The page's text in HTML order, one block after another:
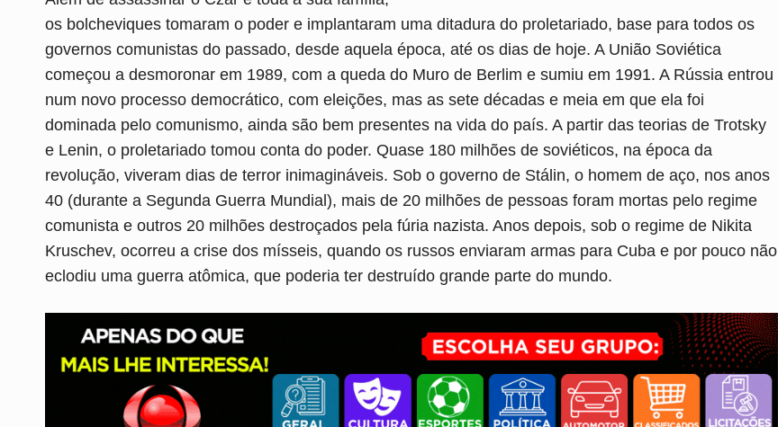
os bolcheviques tomaram o poder e implantaram uma ditadura do proletariado, base para todos os
governos comunistas do passado, desde aquela época, até os dias de hoje. A União Soviética
começou a desmoronar em 1989, com a queda do Muro de Berlim e sumiu em 1991. A Rússia entrou
num novo processo democrático, com eleições, mas as sete décadas e meia em que ela foi
dominada pelo comunismo, ainda são bem presentes na vida do país. A partir das teorias de Trotsky
e Lenin, o proletariado tomou conta do poder. Quase 180 milhões de soviéticos, na época da
revolução, viveram dias de terror inimagináveis. Sob o governo de Stálin, o homem de aço, nos anos
40 (durante a Segunda Guerra Mundial), mais de 20 milhões de pessoas foram mortas pelo regime
comunista e outros 20 milhões destroçados pela fúria nazista. Anos depois, sob o regime de Nikita
Kruschev, ocorreu a crise dos mísseis, quando os russos enviaram armas para Cuba e por pouco não
eclodiu uma guerra atômica, que poderia ter destruído grande parte do mundo.